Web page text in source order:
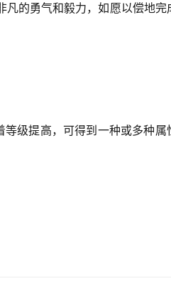
的勇气和毅力，如愿以偿地完
级提高，可得到一种或多种属